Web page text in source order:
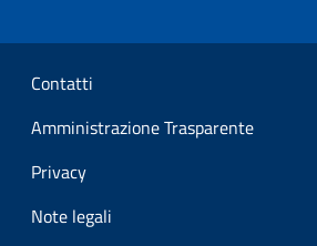
Sezione Link Utili
Contatti
Amministrazione Trasparente
Privacy
Note legali